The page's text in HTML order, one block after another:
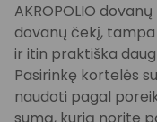
AKROPOLIO
dovanų čekį,
ir itin praktiška
Pasirinkę kortelės
naudoti pagal